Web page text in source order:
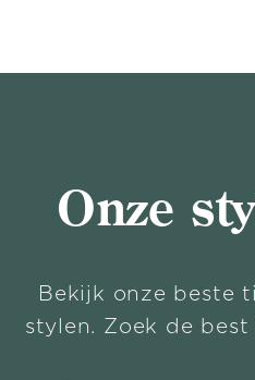
Onze
Bekijk onze beste
stylen. Zoek de